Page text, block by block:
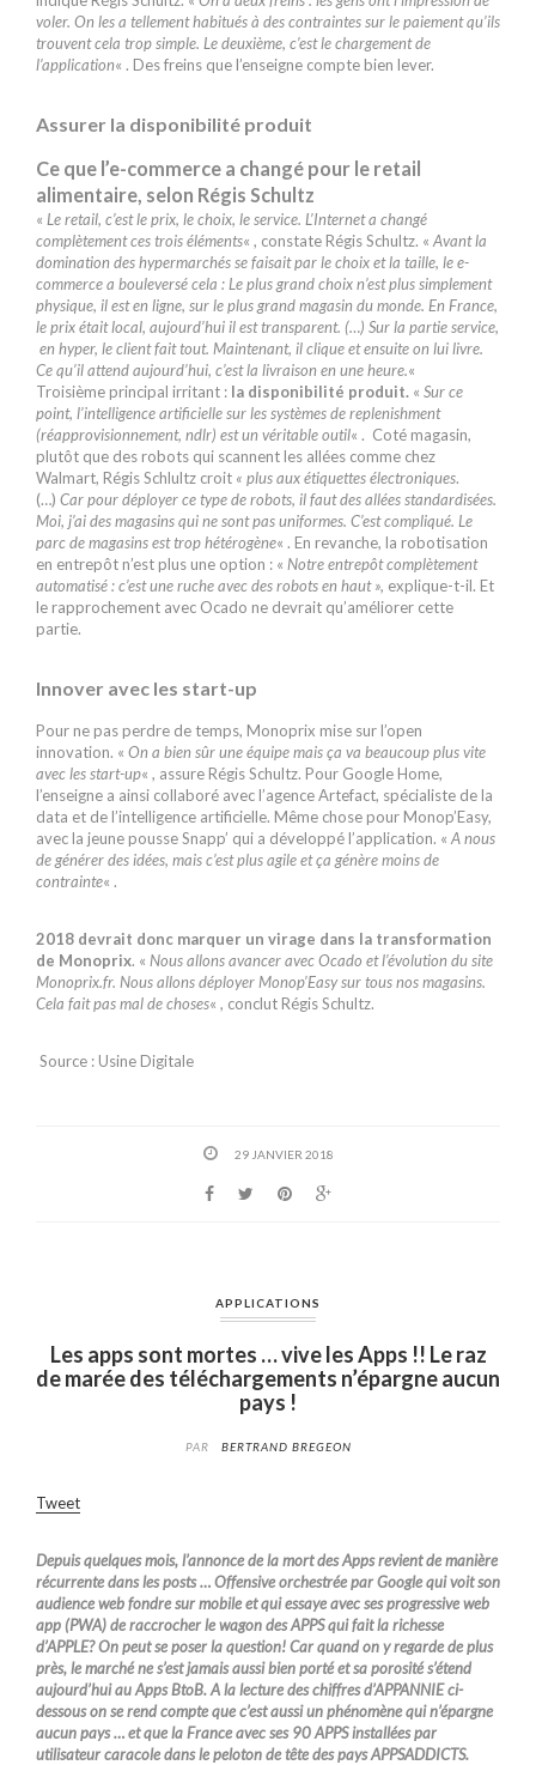
voler. On les a tellement habitués à des contraintes sur le paiement qu’ils
trouvent cela trop simple. Le deuxième, c’est le chargement de
l’application« . Des freins que l’enseigne compte bien lever.
Assurer la disponibilité produit
Ce que l’e-commerce a changé pour le retail
alimentaire, selon Régis Schultz
« Le retail, c’est le prix, le choix, le service. L’Internet a changé
complètement ces trois éléments« , constate Régis Schultz. « Avant la
domination des hypermarchés se faisait par le choix et la taille, le e-
commerce a bouleversé cela : Le plus grand choix n’est plus simplement
physique, il est en ligne, sur le plus grand magasin du monde. En France,
le prix était local, aujourd’hui il est transparent. (…) Sur la partie service,
en hyper, le client fait tout. Maintenant, il clique et ensuite on lui livre.
Ce qu’il attend aujourd’hui, c’est la livraison en une heure.«
Troisième principal irritant : la disponibilité produit. « Sur ce
point, l’intelligence artificielle sur les systèmes de replenishment
(réapprovisionnement, ndlr) est un véritable outil« . Coté magasin,
plutôt que des robots qui scannent les allées comme chez
Walmart, Régis Schlultz croit « plus aux étiquettes électroniques.
(…) Car pour déployer ce type de robots, il faut des allées standardisées.
Moi, j’ai des magasins qui ne sont pas uniformes. C’est compliqué. Le
parc de magasins est trop hétérogène« . En revanche, la robotisation
en entrepôt n’est plus une option : « Notre entrepôt complètement
automatisé : c’est une ruche avec des robots en haut », explique-t-il. Et
le rapprochement avec Ocado ne devrait qu’améliorer cette
partie.
Innover avec les start-up
Pour ne pas perdre de temps, Monoprix mise sur l’open
innovation. « On a bien sûr une équipe mais ça va beaucoup plus vite
avec les start-up« , assure Régis Schultz. Pour Google Home,
l’enseigne a ainsi collaboré avec l’agence Artefact, spécialiste de la
data et de l’intelligence artificielle. Même chose pour Monop’Easy,
avec la jeune pousse Snapp’ qui a développé l’application. « A nous
de générer des idées, mais c’est plus agile et ça génère moins de
contrainte« .
2018 devrait donc marquer un virage dans la transformation
de Monoprix. « Nous allons avancer avec Ocado et l’évolution du site
Monoprix.fr. Nous allons déployer Monop’Easy sur tous nos magasins.
Cela fait pas mal de choses« , conclut Régis Schultz.
Source : Usine Digitale
29 JANVIER 2018
APPLICATIONS
Les apps sont mortes … vive les Apps !! Le raz
de marée des téléchargements n’épargne aucun
pays !
PAR BERTRAND BREGEON
Tweet
Depuis quelques mois, l’annonce de la mort des Apps revient de manière
récurrente dans les posts … Offensive orchestrée par Google qui voit son
audience web fondre sur mobile et qui essaye avec ses progressive web
app (PWA) de raccrocher le wagon des APPS qui fait la richesse
d’APPLE? On peut se poser la question! Car quand on y regarde de plus
près, le marché ne s’est jamais aussi bien porté et sa porosité s’étend
aujourd’hui au Apps BtoB. A la lecture des chiffres d’APPANNIE ci-
dessous on se rend compte que c’est aussi un phénomène qui n’épargne
aucun pays … et que la France avec ses 90 APPS installées par
utilisateur caracole dans le peloton de tête des pays APPSADDICTS.